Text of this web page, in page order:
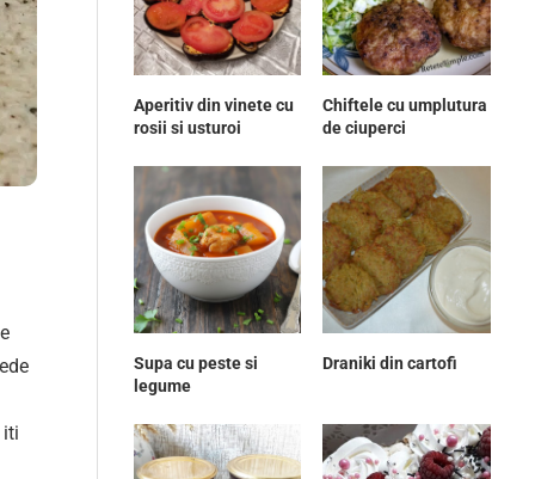
iti
Aperitiv din vinete cu
rosii si usturoi
Chiftele cu umplutura
de ciuperci
Supa cu peste si
legume
Draniki din cartofi